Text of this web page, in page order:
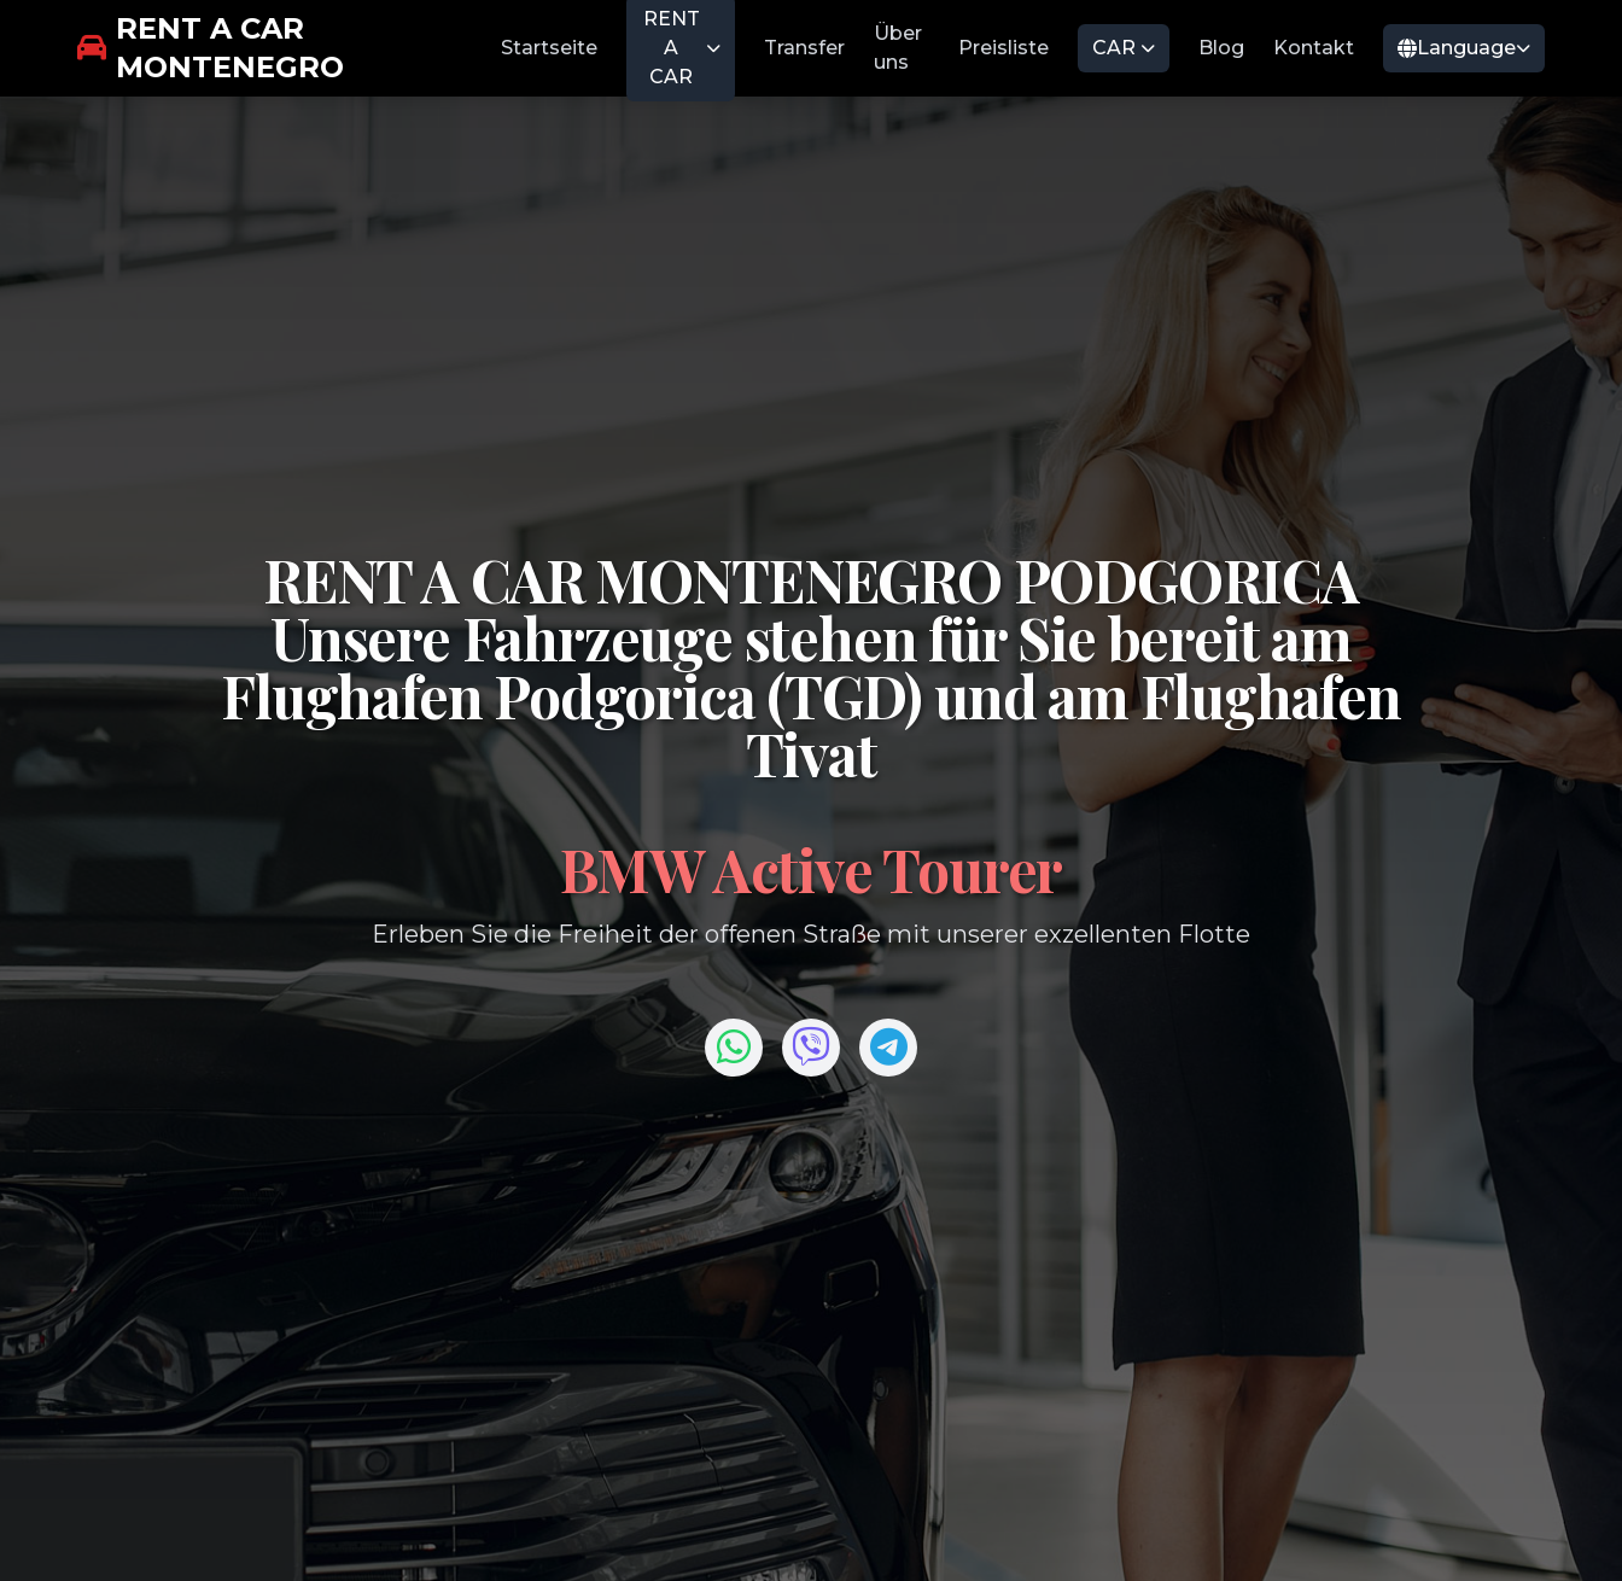
RENT A CAR
MONTENEGRO
Startseite
RENT
A
CAR
Transfer
Über
uns
Preisliste CAR Blog Kontakt Language
RENT A CAR MONTENEGRO PODGORICA
Unsere Fahrzeuge stehen für Sie bereit am
Flughafen Podgorica (TGD)und amFlughafen
Tivat
BMW Active Tourer
Erleben Sie die Freiheit der offenen Straße mit unserer exzellenten Flotte